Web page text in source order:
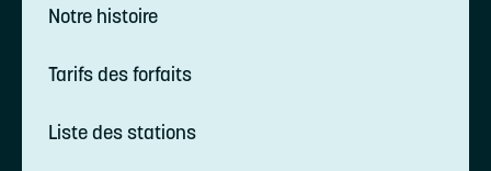
Notre histoire
Tarifs des forfaits
Liste des stations